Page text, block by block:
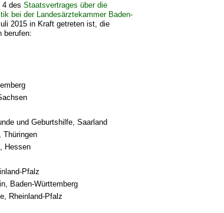
4 desStaatsvertrages über die
bei der Landesärztekammer Baden-
2015 in Kraft getreten ist, die
berufen:
und Geburtshilfe, Saarland
Thüringen
Hessen
Pfalz
Baden-Württemberg
Rheinland-Pfalz